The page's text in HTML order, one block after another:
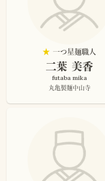
★ 一つ星麺職人
二葉 美香
futaba mika
丸亀製麺中山寺